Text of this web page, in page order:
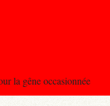
la gêne occasionnée